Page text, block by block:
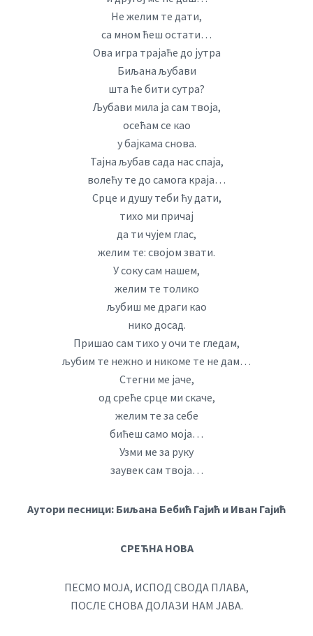
Не желим те дати,
са мном ћеш остати…
Ова игра трајаће до јутра
Биљана љубави
шта ће бити сутра?
Љубави мила ја сам твоја,
осећам се као
у бајкама снова.
Тајна љубав сада нас спаја,
волећу те до самога краја…
Срце и душу теби ћу дати,
тихо ми причај
да ти чујем глас,
желим те: својом звати.
У соку сам нашем,
желим те толико
љубиш ме драги као
нико досад.
Пришао сам тихо у очи те гледам,
љубим те нежно и никоме те не дам…
Стегни ме јаче,
од среће срце ми скаче,
желим те за себе
бићеш само моја…
Узми ме за руку
заувек сам твоја…
Аутори песници: Биљана Бебић Гајић и Иван Гајић
СРЕЋНА НОВА
ПЕСМО МОЈА, ИСПОД СВОДА ПЛАВА,
ПОСЛЕ СНОВА ДОЛАЗИ НАМ ЈАВА.